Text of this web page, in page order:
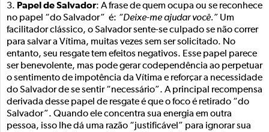
3. Papel de Salvador: A frase de quem ocupa ou se reconhece
no papel “do Salvador” é: “Deixe-me ajudar você.” Um
facilitador clássico, o Salvador sente-se culpado se não correr
para salvar a Vítima, muitas vezes sem ser solicitado. No
entanto, seu resgate tem efeitos negativos. Esse papel parece
ser benevolente, mas pode gerar codependência ao perpetuar
o sentimento de impotência da Vítima e reforçar a necessidade
do Salvador de se sentir “necessário”. A principal recompensa
derivada desse papel de resgate é que o foco é retirado “do
Salvador”. Quando ele concentra sua energia em outra
pessoa, isso lhe dá uma razão “justificável” para ignorar sua